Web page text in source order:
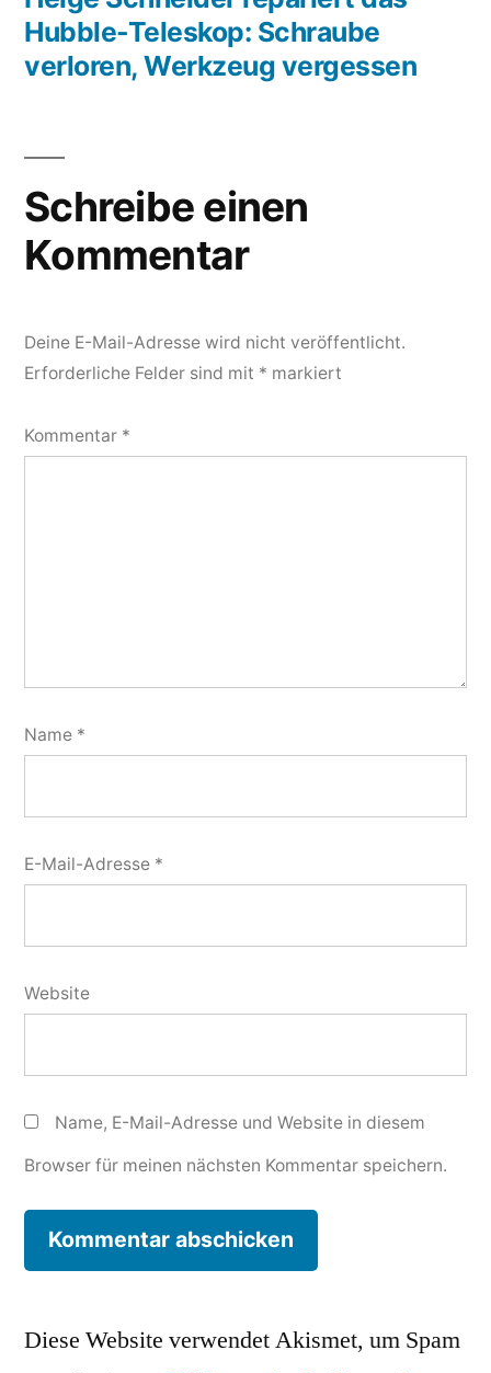
Hubble-Teleskop: Schraube
verloren, Werkzeug vergessen
Schreibe einen
Kommentar
Deine E-Mail-Adresse wird nicht veröffentlicht.
Erforderliche Felder sind mit * markiert
Kommentar *
Name *
E-Mail-Adresse *
Website
Name, E-Mail-Adresse und Website in diesem
Browser für meinen nächsten Kommentar speichern.
Diese Website verwendet Akismet, um Spam